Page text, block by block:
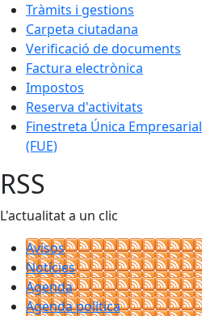
Tràmits i gestions
Carpeta ciutadana
Verificació de documents
Factura electrònica
Impostos
Reserva d'activitats
Finestreta Única Empresarial
(FUE)
RSS
L'actualitat a un clic
Avisos
Notícies
Agenda
Agenda política